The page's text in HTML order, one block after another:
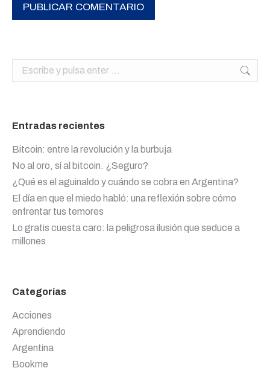
PUBLICAR COMENTARIO
Buscar:
Entradas recientes
Bitcoin: entre la revolución y la burbuja
No al oro, sí al bitcoin. ¿Seguro?
¿Qué es el aguinaldo y cuándo se cobra en Argentina?
El día en que el miedo habló: una reflexión sobre cómo
enfrentar tus temores
Lo gratis cuesta caro: la peligrosa ilusión que seduce a
millones
Categorías
Acciones
Aprendiendo
Argentina
Bookme